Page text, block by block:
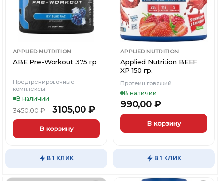
APPLIED NUTRITION
ABE Pre-Workout 375 гр
Предтренировочные
комплексы
В наличии
3450,00₽ 3105,00 ₽
В корзину
В 1 КЛИК
APPLIED NUTRITION
Applied Nutrition BEEF
XP 150 гр.
Протеин говяжий
В наличии
990,00 ₽
В корзину
вариаций.
В 1 КЛИК